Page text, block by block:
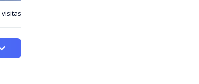
visitas